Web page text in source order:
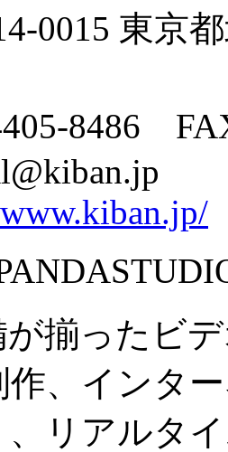
0015 東京
8486
揃ったビ
作、インタ
、リアルタ